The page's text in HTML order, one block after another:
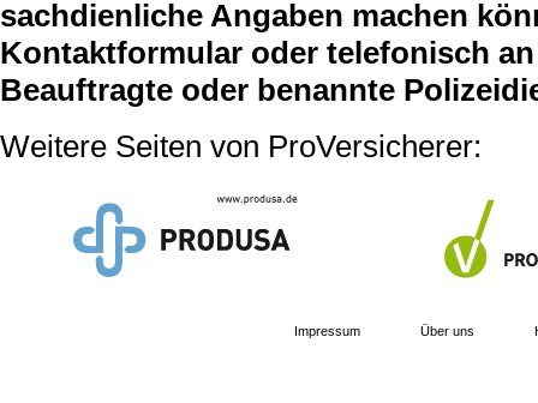
sachdienliche Angaben machen
Kontaktformular oder telefonisch
Beauftragte oder benannte
Weitere Seiten von ProVersicherer:
Impressum Über uns